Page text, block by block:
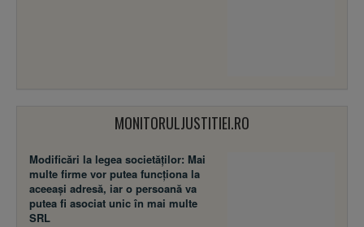
MONITORULJUSTITIEI.RO
Modificări la legea societăţilor: Mai
multe firme vor putea funcţiona la
aceeaşi adresă, iar o persoană va
putea fi asociat unic în mai multe
SRL